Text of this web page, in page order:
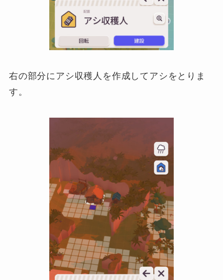
右の部分にアシ収穫人を作成してアシをとりま
す。